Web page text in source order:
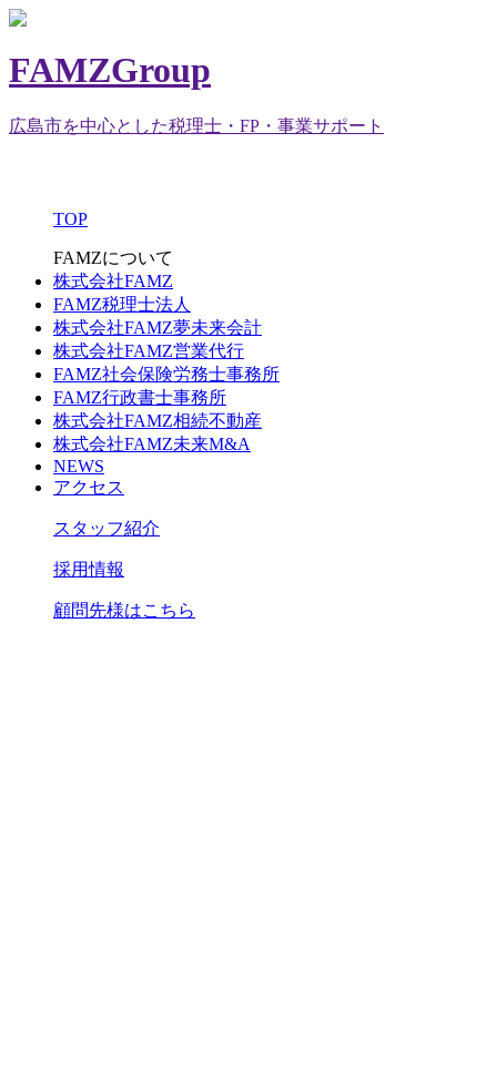
FAMZGroup
広島市を中心とした税理士・FP・事業サポート
TOP
FAMZについて
株式会社FAMZ
FAMZ税理士法人
株式会社FAMZ夢未来会計
株式会社FAMZ営業代行
FAMZ社会保険労務士事務所
FAMZ行政書士事務所
株式会社FAMZ相続不動産
株式会社FAMZ未来M&A
NEWS
アクセス
スタッフ紹介
採用情報
顧問先様はこちら